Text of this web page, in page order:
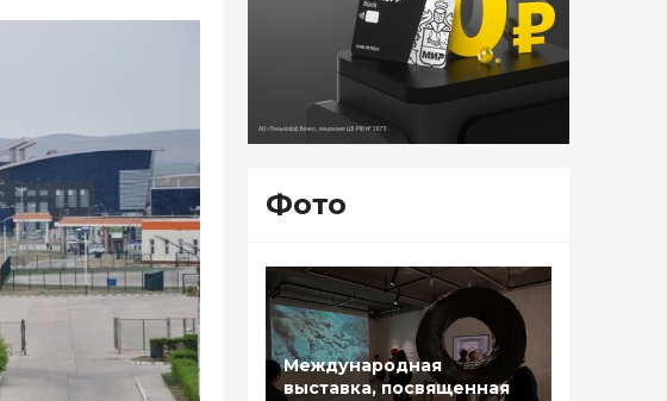
Фото
Международная
выставка, посвященная